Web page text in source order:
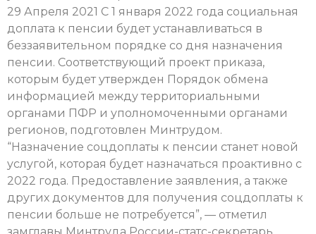
29 Апреля 2021 С 1 января 2022 года социальная
доплата к пенсии будет устанавливаться в
беззаявительном порядке со дня назначения
пенсии. Соответствующий проект приказа,
которым будет утвержден Порядок обмена
информацией между территориальными
органами ПФР и уполномоченными органами
регионов, подготовлен Минтрудом.
“Назначение соцдоплаты к пенсии станет новой
услугой, которая будет назначаться проактивно с
2022 года. Предоставление заявления, а также
других документов для получения соцдоплаты к
пенсии больше не потребуется”, — отметил